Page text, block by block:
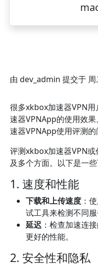
由 dev_admin 提交于
很多xkbox加速器VPN
速器VPNApp的使用效
速器VPNApp使用评测的
评测xkbox加速器VPN
及多个方面。以下是一
1. 速度和性能
下载和上传速度 ：
试工具来检测不同
延迟 ：检查加速连
更好的性能。
2. 安全性和隐私